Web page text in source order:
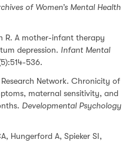
of Women’s Mental Health
R. A mother-infant therapy
depression. Infant Mental
536.
Network. Chronicity of
maternal sensitivity, and
Developmental Psychology
Hungerford A, Spieker SI,